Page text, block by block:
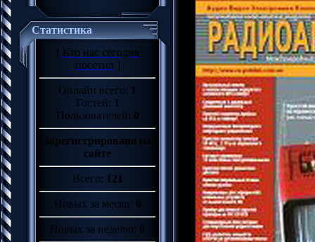
Статистика
[ Кто нас сегодня
посетил ]
Онлайн всего: 1
Гостей: 1
Пользователей: 0
Зарегистрировано на
сайте
Всего: 121
Новых за месяц: 0
Новых за неделю: 0